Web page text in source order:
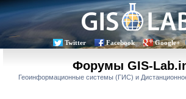
Twitter Facebook Google+
Форумы GIS-
Геоинформационные системы (ГИС) и